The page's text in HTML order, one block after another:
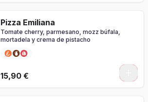
Pizza Emiliana
Tomate cherry, parmesano, mozz búfala,
mortadela y crema de pistacho
15,90 €